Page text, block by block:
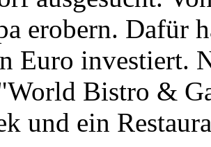
erobern. Dafür
Euro investiert.
Bistro &
und ein